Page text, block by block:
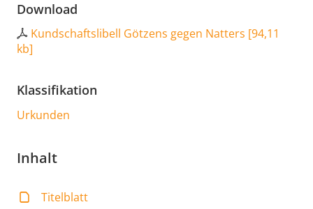
Download
Kundschaftslibell Götzens gegen Natters [94,11
kb]
Klassifikation
Urkunden
Inhalt
Titelblatt